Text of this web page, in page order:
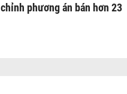
phương án bán hơn 23